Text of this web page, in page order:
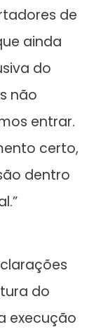
de
ainda
do
não
entrar.
certo,
dentro
do
execução